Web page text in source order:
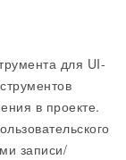
для UI-
в проекте.
записи/